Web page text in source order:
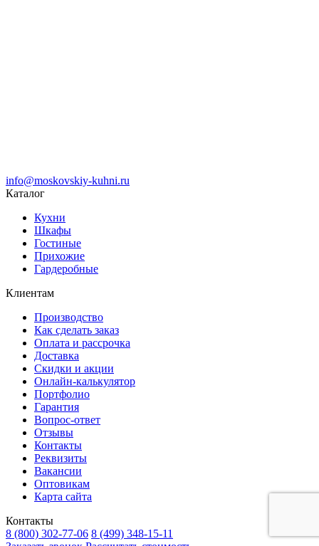
info@moskovskiy-kuhni.ru
Каталог
Кухни
Шкафы
Гостиные
Прихожие
Гардеробные
Клиентам
Производство
Как сделать заказ
Оплата и рассрочка
Доставка
Скидки и акции
Онлайн-калькулятор
Портфолио
Гарантия
Вопрос-ответ
Отзывы
Контакты
Реквизиты
Вакансии
Оптовикам
Карта сайта
Контакты
8 (800) 302-77-06 8 (499) 348-15-11